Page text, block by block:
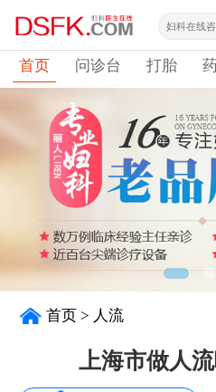
首页 问诊台 打胎
首页 > 人流
上海市做人